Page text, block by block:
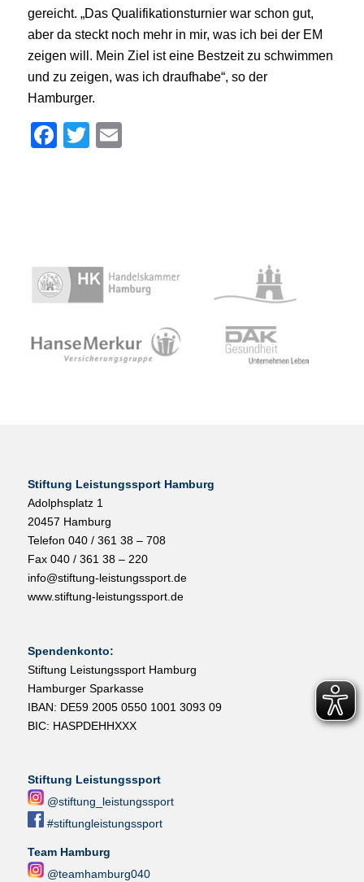
gereicht. „Das Qualifikationsturnier war schon gut,
aber da steckt noch mehr in mir, was ich bei der EM
zeigen will. Mein Ziel ist eine Bestzeit zu schwimmen
und zu zeigen, was ich draufhabe“, so der
Hamburger.
Facebook
Twitter
Stiftung Leistungssport Hamburg
Adolphsplatz 1
20457 Hamburg
Telefon 040 / 361 38 – 708
Fax 040 / 361 38 – 220
info@stiftung-leistungssport.de
www.stiftung-leistungssport.de
Spendenkonto:
Stiftung Leistungssport Hamburg
Hamburger Sparkasse
IBAN: DE59 2005 0550 1001 3093 09
BIC: HASPDEHHXXX
Stiftung Leistungssport
@stiftung_leistungssport
#stiftungleistungssport
Team Hamburg
@teamhamburg040